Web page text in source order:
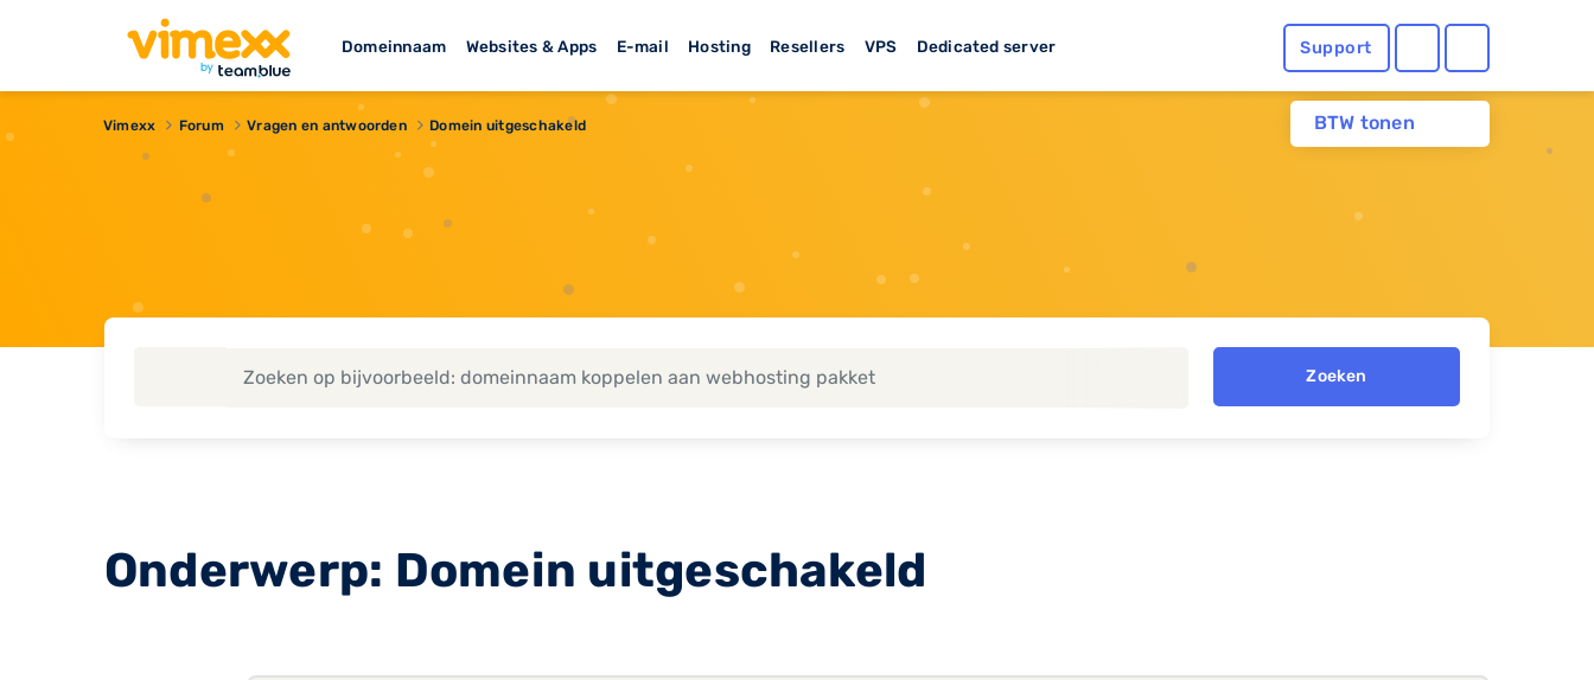
Domeinnaam Websites & Apps E-mail Hosting Resellers VPS Dedicated server Support
BTW tonen
Vimexx Forum Vragen en antwoorden Domein uitgeschakeld
Zoeken
Onderwerp: Domein uitgeschakeld